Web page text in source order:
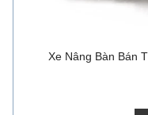
Xe Nâng Bàn Bán